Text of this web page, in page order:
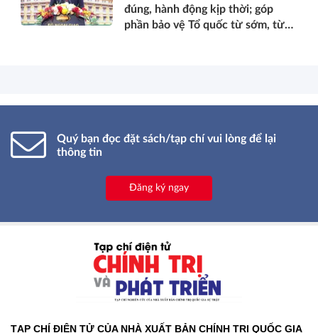
đúng, hành động kịp thời; góp
phần bảo vệ Tổ quốc từ sớm, từ
Quý bạn đọc đặt sách/tạp chí vui lòng để lại
thông tin
Đăng ký ngay
TẠP CHÍ ĐIỆN TỬ CỦA NHÀ XUẤT BẢN CHÍNH TRỊ QUỐC GIA